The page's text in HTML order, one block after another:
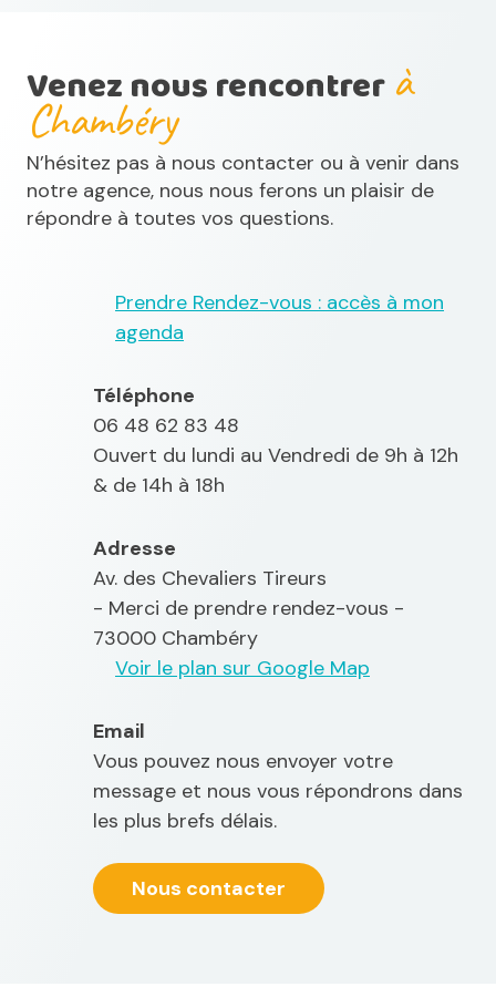
Venez nous rencontrer à
Chambéry
N’hésitez pas à nous contacter ou à venir dans
notre agence, nous nous ferons un plaisir de
répondre à toutes vos questions.
Prendre Rendez-vous : accès à mon
agenda
Téléphone
06 48 62 83 48
Ouvert du lundi au Vendredi de 9h à 12h
& de 14h à 18h
Adresse
Av. des Chevaliers Tireurs
- Merci de prendre rendez-vous -
73000 Chambéry
Voir le plan sur Google Map
Email
Vous pouvez nous envoyer votre
message et nous vous répondrons dans
les plus brefs délais.
Nous contacter